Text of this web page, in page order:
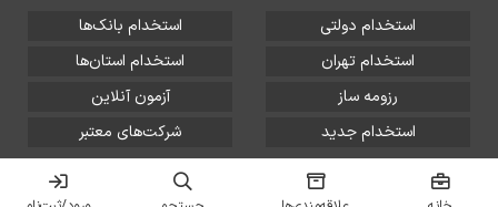
استخدام دولتی
استخدام بانک‌ها
استخدام تهران
استخدام استان‌ها
رزومه ساز
آزمون آنلاین
استخدام جدید
شرکت‌های معتبر
تمامی حقوق این سایت برای آلتین سیستم محفوظ است و هر
گونه سوءاستفاده از آن پیگرد قانونی دارد.